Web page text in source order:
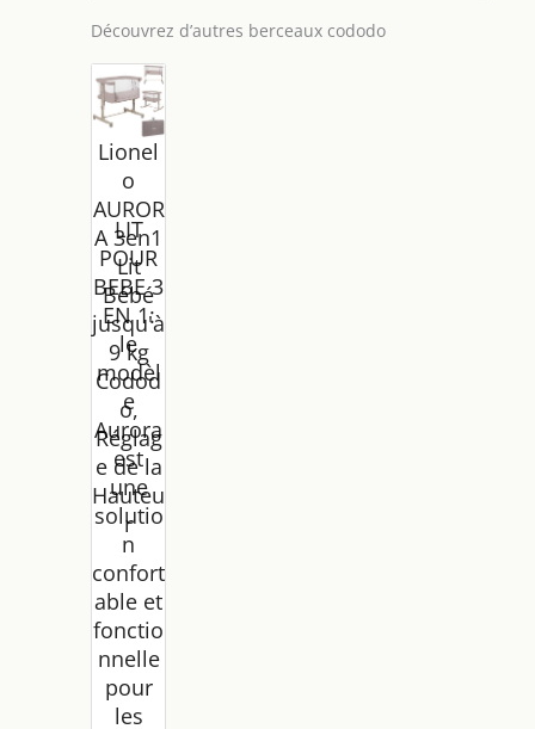
Découvrez d’autres berceaux cododo
Lionel
o
AUROR
A 3en1
Lit
Bébé
jusqu'à
9 kg
Codod
o,
Réglag
e de la
Hauteu
r
LIT
POUR
BEBE 3
EN 1:
le
modèl
e
Aurora
est
une
solutio
n
confort
able et
fonctio
nnelle
pour
les